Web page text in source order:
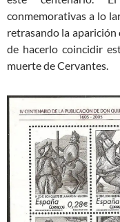
conmemorativas a lo
retrasando la
de hacerlo coincidir
muerte de Cervantes.